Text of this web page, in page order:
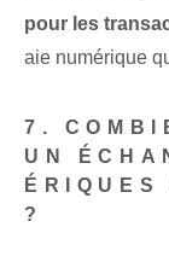
pour les
aie numérique
7.
UN
ÉRIQUES
?